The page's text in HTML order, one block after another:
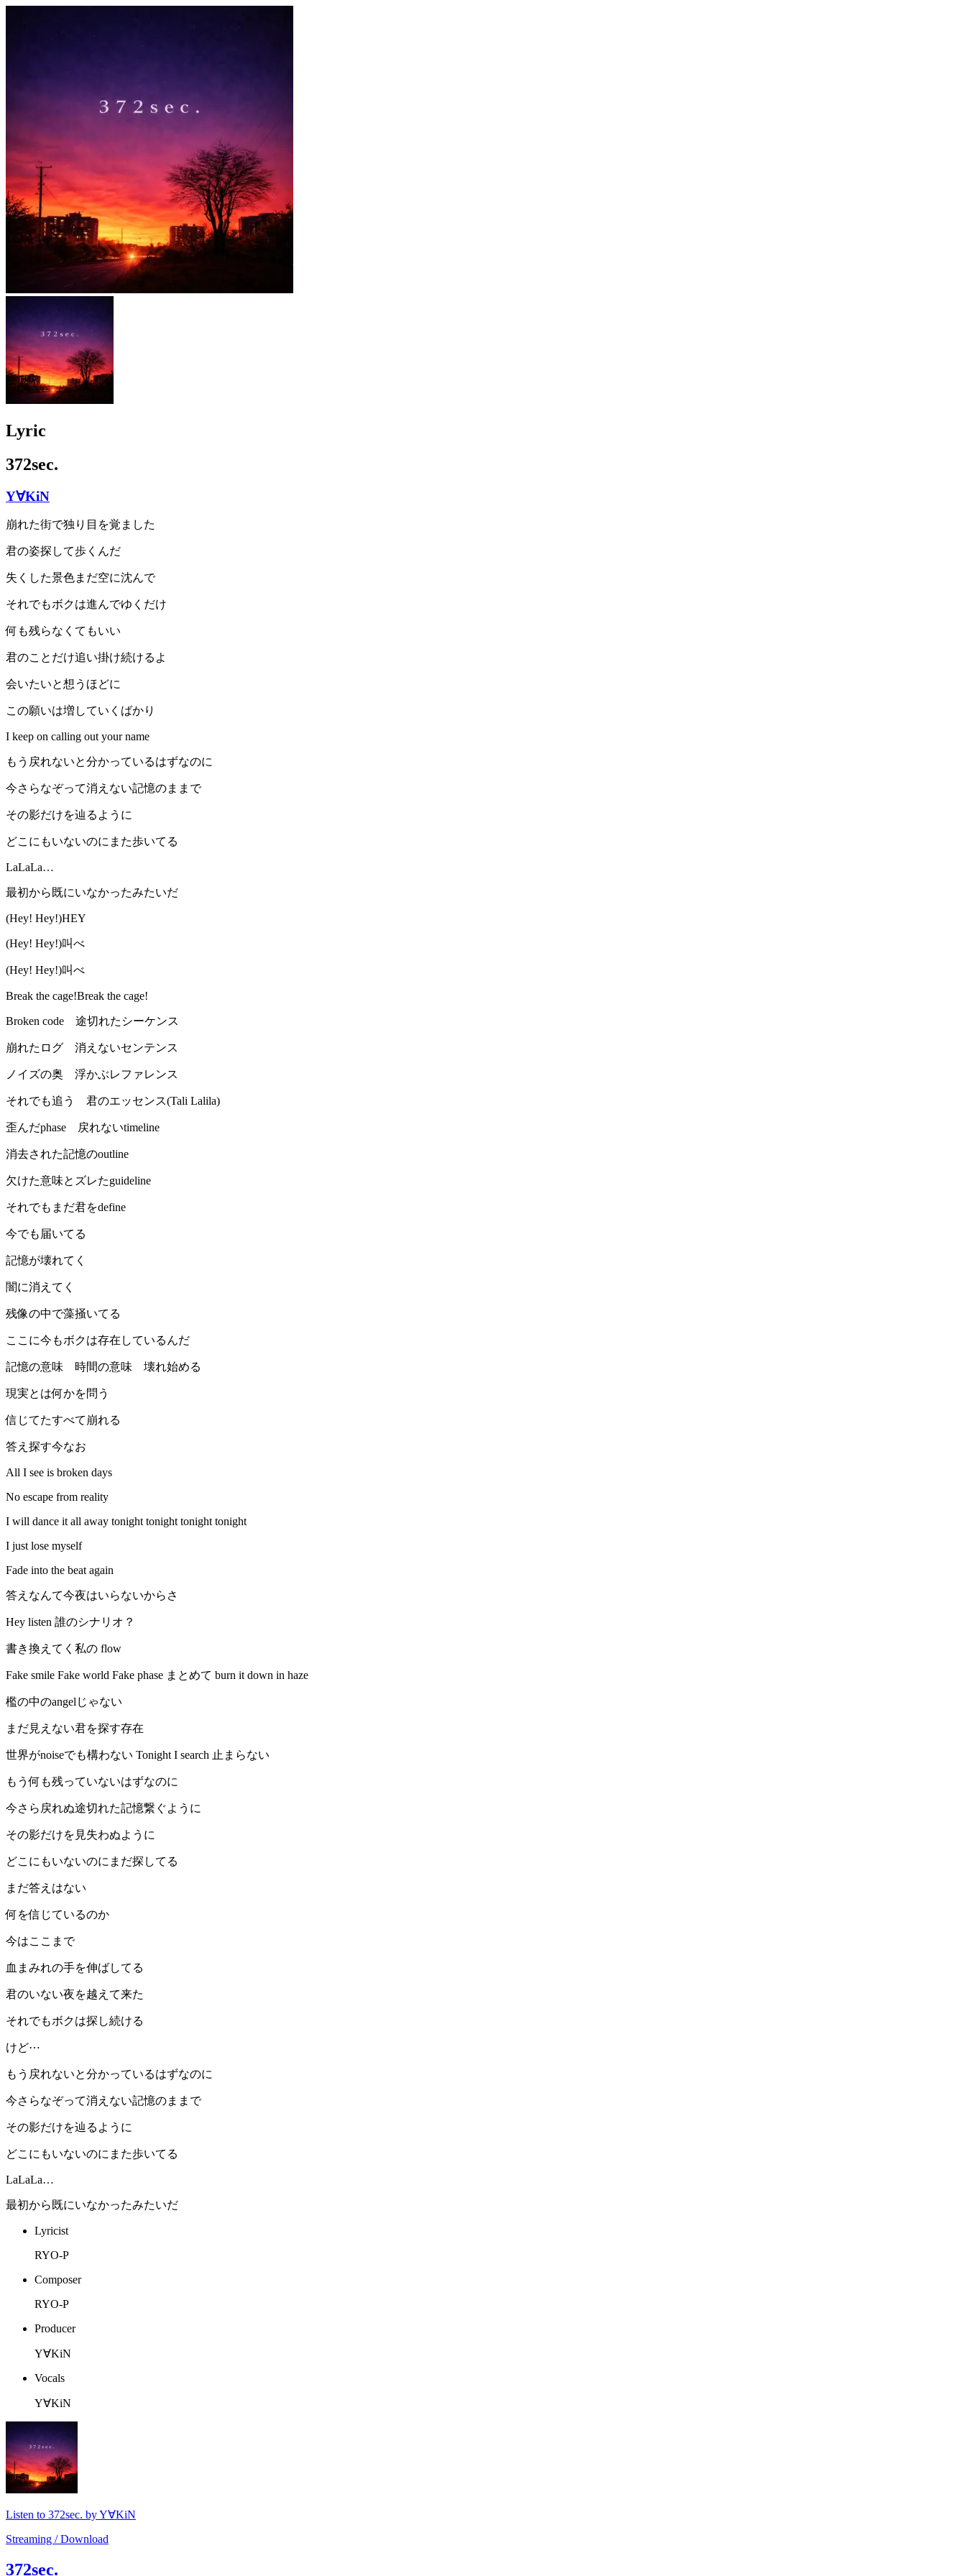
Lyric
372sec.
Y∀KiN
崩れた街で独り目を覚ました
君の姿探して歩くんだ
失くした景色まだ空に沈んで
それでもボクは進んでゆくだけ
何も残らなくてもいい
君のことだけ追い掛け続けるよ
会いたいと想うほどに
この願いは増していくばかり
I keep on calling out your name
もう戻れないと分かっているはずなのに
今さらなぞって消えない記憶のままで
その影だけを辿るように
どこにもいないのにまた歩いてる
LaLaLa…
最初から既にいなかったみたいだ
(Hey! Hey!)HEY
(Hey! Hey!)叫べ
(Hey! Hey!)叫べ
Break the cage!Break the cage!
Broken code 途切れたシーケンス
崩れたログ 消えないセンテンス
ノイズの奥 浮かぶレファレンス
それでも追う 君のエッセンス(Tali Lalila)
歪んだphase 戻れないtimeline
消去された記憶のoutline
欠けた意味とズレたguideline
それでもまだ君をdefine
今でも届いてる
記憶が壊れてく
闇に消えてく
残像の中で藻掻いてる
ここに今もボクは存在しているんだ
記憶の意味 時間の意味 壊れ始める
現実とは何かを問う
信じてたすべて崩れる
答え探す今なお
All I see is broken days
No escape from reality
I will dance it all away tonight tonight tonight tonight
I just lose myself
Fade into the beat again
答えなんて今夜はいらないからさ
Hey listen 誰のシナリオ？
書き換えてく私の flow
Fake smile Fake world Fake phase まとめて burn it down in haze
檻の中のangelじゃない
まだ見えない君を探す存在
世界がnoiseでも構わない Tonight I search 止まらない
もう何も残っていないはずなのに
今さら戻れぬ途切れた記憶繋ぐように
その影だけを見失わぬように
どこにもいないのにまだ探してる
まだ答えはない
何を信じているのか
今はここまで
血まみれの手を伸ばしてる
君のいない夜を越えて来た
それでもボクは探し続ける
けど⋯
もう戻れないと分かっているはずなのに
今さらなぞって消えない記憶のままで
その影だけを辿るように
どこにもいないのにまた歩いてる
LaLaLa…
最初から既にいなかったみたいだ
Lyricist
RYO-P
Composer
RYO-P
Producer
Y∀KiN
Vocals
Y∀KiN
Listen to 372sec. by Y∀KiN
Streaming / Download
372sec.